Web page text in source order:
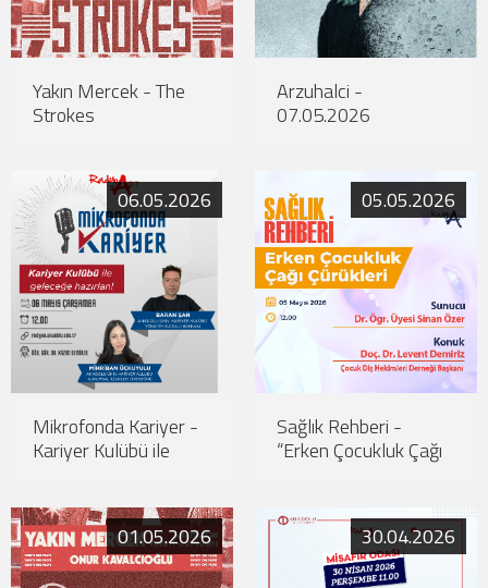
Yakın Mercek - The
Strokes
Arzuhalci -
07.05.2026
06.05.2026
Mikrofonda Kariyer -
Kariyer Kulübü ile
05.05.2026
Sağlık Rehberi -
“Erken Çocukluk Çağı
01.05.2026 30.04.2026